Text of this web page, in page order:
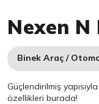
Nexen N
Binek Araç /
Güçlendirilmiş
özellikleri burada!